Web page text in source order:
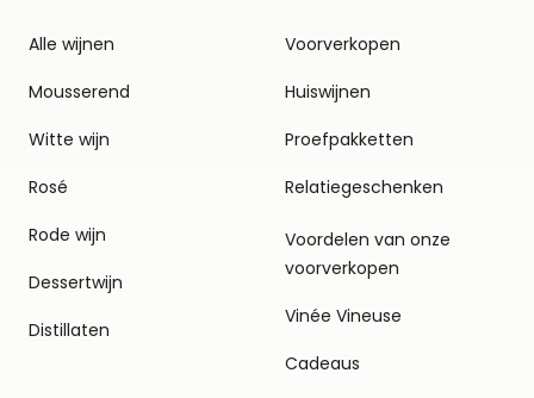
Alle wijnen
Mousserend
Witte wijn
Rosé
Rode wijn
Dessertwijn
Distillaten
Voorverkopen
Huiswijnen
Proefpakketten
Relatiegeschenken
Voordelen van onze
voorverkopen
Vinée Vineuse
Cadeaus